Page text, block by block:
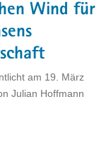
Wind für
am 19. März
Julian Hoffmann